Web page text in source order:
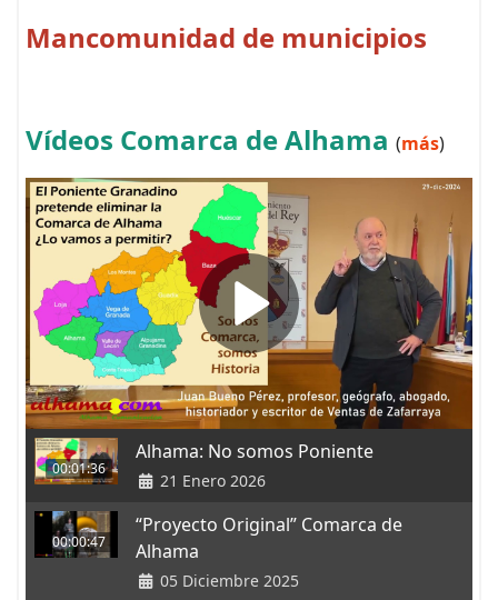
Mancomunidad de municipios
Vídeos Comarca de Alhama (más)
00:01:36
Alhama: No somos Poniente
21 Enero 2026
00:00:47
“Proyecto Original” Comarca de
Alhama
05 Diciembre 2025